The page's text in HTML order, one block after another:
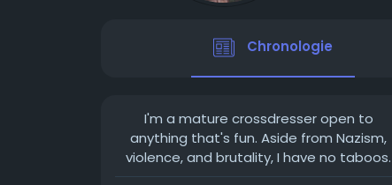
Chronologie
I'm a mature crossdresser open to
anything that's fun. Aside from Nazism,
violence, and brutality, I have no taboos.